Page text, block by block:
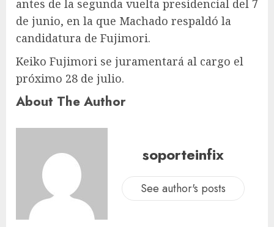
antes de la segunda vuelta presidencial del 7
de junio, en la que Machado respaldó la
candidatura de Fujimori.
Keiko Fujimori se juramentará al cargo el
próximo 28 de julio.
About The Author
soporteinfix
See author's posts